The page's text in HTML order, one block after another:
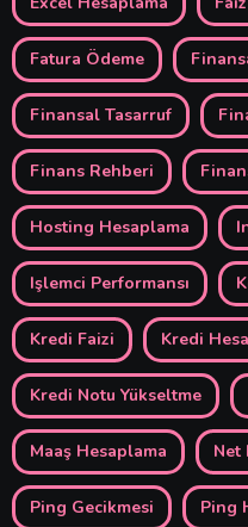
Fatura Ödeme
Finansal Tasarruf
Finans Rehberi
Hosting Hesaplama
Işlemci Performansı
Kredi Faizi Kredi
Kredi Notu Yükseltme
Maaş Hesaplama Net
Ping Gecikmesi Ping